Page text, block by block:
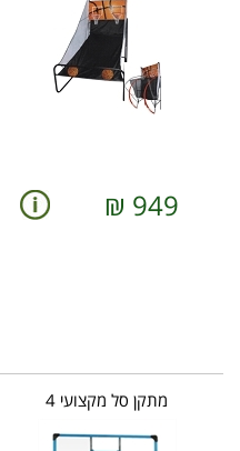
949
₪
מתקן סל מקצועי 4